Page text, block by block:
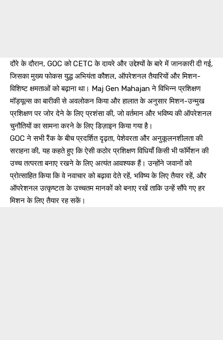
दौरे के दौरान, GOC को CETC के दायरे और उद्देश्यों के बारे में जानकारी दी गई,
जिसका मुख्य फोकस युद्ध अभियंता कौशल, ऑपरेशनल तैयारियों और मिशन-
विशिष्ट क्षमताओं को बढ़ाना था। Maj Gen Mahajan ने विभिन्न प्रशिक्षण
मॉड्यूल्स का बारीकी से अवलोकन किया और हालात के अनुसार मिशन-उन्मुख
प्रशिक्षण पर जोर देने के लिए प्रशंसा की, जो वर्तमान और भविष्य की ऑपरेशनल
चुनौतियों का सामना करने के लिए डिज़ाइन किया गया है।
GOC ने सभी रैंक के बीच प्रदर्शित दृढ़ता, पेशेवरता और अनुकूलनशीलता की
सराहना की, यह कहते हुए कि ऐसी कठोर प्रशिक्षण विधियाँ किसी भी फॉर्मेशन की
उच्च तत्परता बनाए रखने के लिए अत्यंत आवश्यक हैं। उन्होंने जवानों को
प्रोत्साहित किया कि वे नवाचार को बढ़ावा देते रहें, भविष्य के लिए तैयार रहें, और
ऑपरेशनल उत्कृष्टता के उच्चतम मानकों को बनाए रखें ताकि उन्हें सौंपे गए हर
मिशन के लिए तैयार रह सकें।